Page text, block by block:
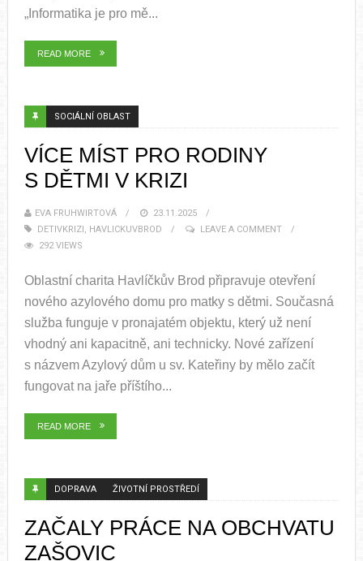
„Informatika je pro mě...
READ MORE
SOCIÁLNÍ OBLAST
VÍCE MÍST PRO RODINY
S DĚTMI V KRIZI
EVA FRUHWIRTOVÁ
23.11.2025
DETIVKRIZI, HAVLICKUVBROD
LEAVE A COMMENT
292 VIEWS
Oblastní charita Havlíčkův Brod připravuje otevření
nového azylového domu pro matky s dětmi. Současná
služba funguje v pronajatém objektu, který už není
vhodný ani kapacitně, ani technicky. Nové zařízení
s názvem Azylový dům u sv. Kateřiny by mělo začít
fungovat na jaře příštího...
READ MORE
DOPRAVA ŽIVOTNÍ PROSTŘEDÍ
ZAČALY PRÁCE NA OBCHVATU
ZAŠOVIC